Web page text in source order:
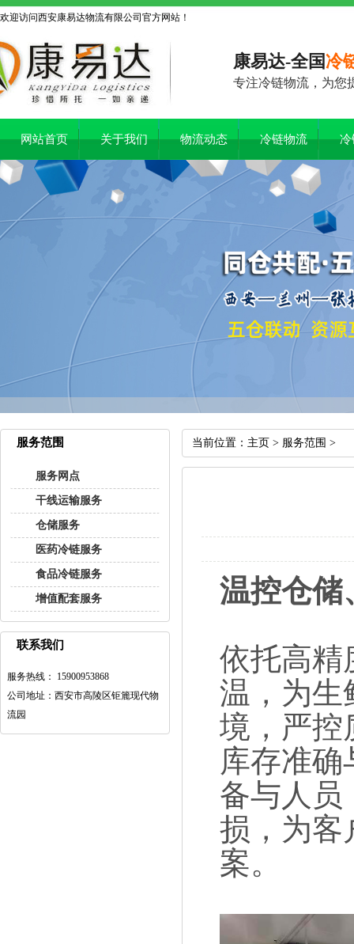
欢迎访问西安康易达物流有限公司官方网站！
康易达-全国冷
专注冷链物流，为您
网站首页 关于我们 物流动态 冷链物流 冷
服务范围
服务网点
干线运输服务
仓储服务
医药冷链服务
食品冷链服务
增值配套服务
联系我们
服务热线： 15900953868
公司地址：西安市高陵区钜簏现代物
流园
当前位置： 主页 > 服务范围 >
温控仓储
依托高精
温，为生
境，严控
库存准
备与人员
损，为客
案。